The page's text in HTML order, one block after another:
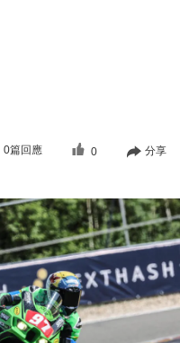
0篇回應 0 分享